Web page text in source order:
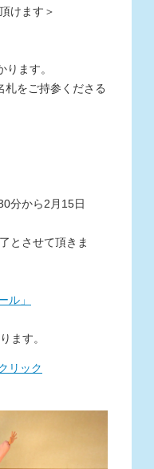
けます＞
ます。
札をご持参くださる
分から2 月15日
とさせて頂きま
ル」
ます。
リック